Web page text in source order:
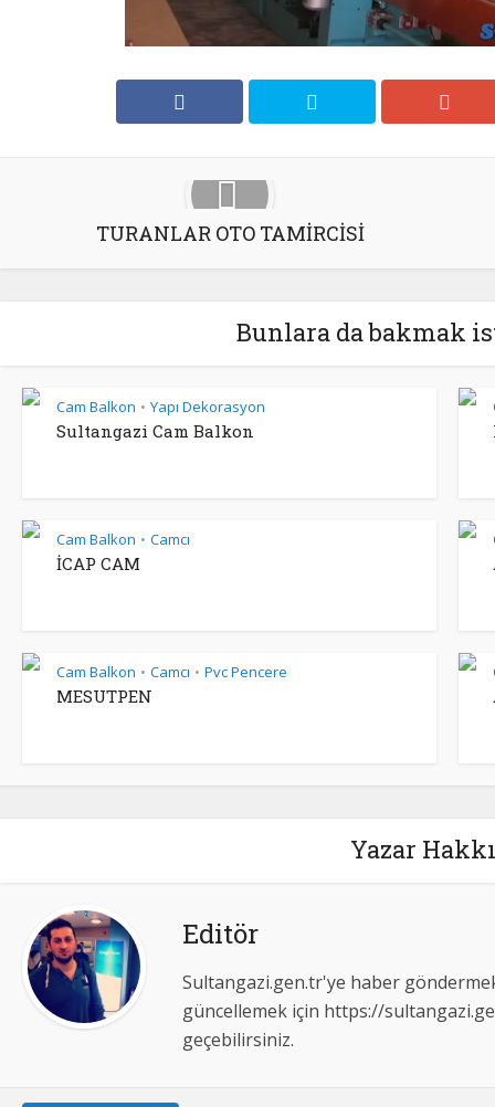
TURANLAR OTO TAMİRCİSİ
Bunlara da bakmak
Cam Balkon • Yapı Dekorasyon
Sultangazi Cam Balkon
Cam Balkon • Camcı
İCAP CAM
Cam Balkon • Camcı • Pvc Pencere
MESUTPEN
Yazar
Editör
Sultangazi.gen.tr'ye haber
güncellemek için https://
geçebilirsiniz.